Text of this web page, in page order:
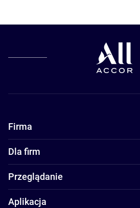
Firma
Dla firm
Przeglądanie
Aplikacja